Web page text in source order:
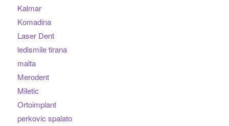
Kalmar
Komadina
Laser Dent
ledismile tirana
malta
Merodent
Miletic
Ortoimplant
perkovic spalato